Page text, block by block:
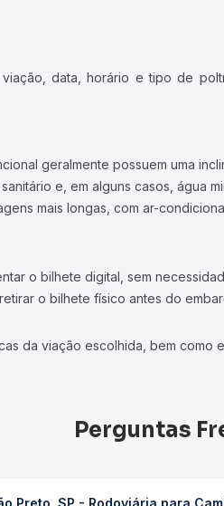
data, horário e tipo de
geralmente possuem uma
e, em alguns casos, água
mais longas, com ar-
o bilhete digital, sem
o bilhete físico antes do
da viação escolhida, bem como
Perguntas
Preto, SP - Rodoviária para